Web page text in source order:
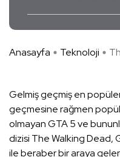
Anasayfa Teknoloji
Gelmiş geçmiş en
geçmesine rağmen
olmayan GTA 5 ve
dizisi The Walking Dead,
ile beraber bir araya